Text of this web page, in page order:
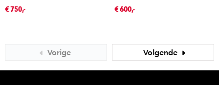
€ 750,-
€ 600,-
Vorige Volgende